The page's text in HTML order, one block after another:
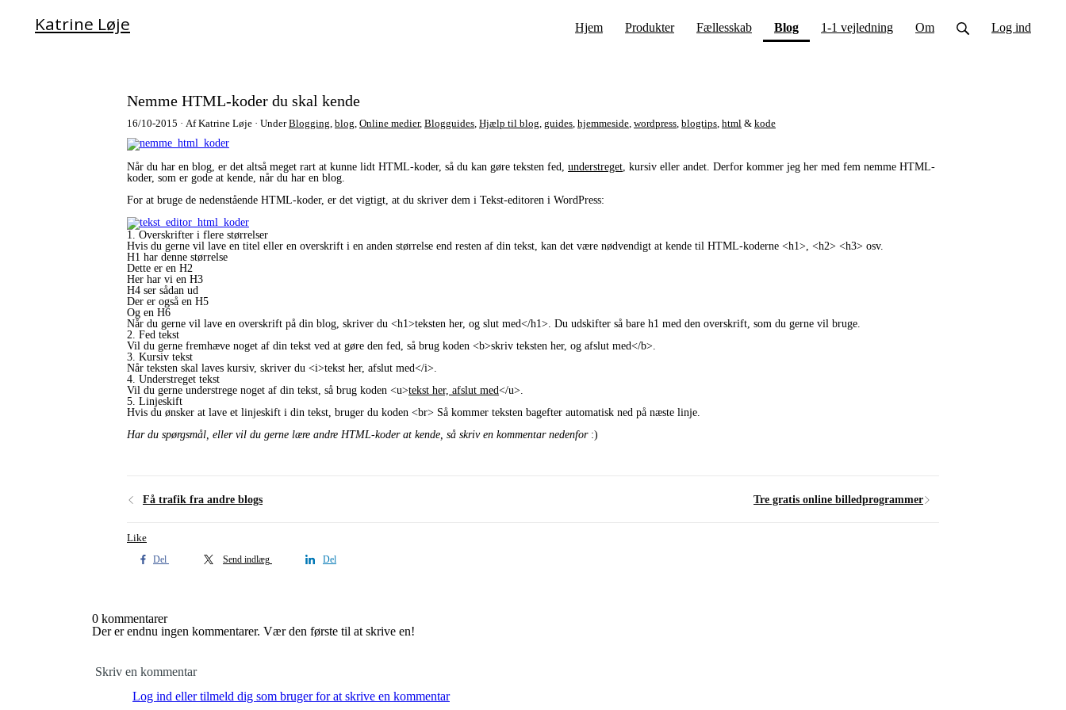
Katrine Løje Hjem Produkter Fællesskab Blog(current)1-1 vejledning Om Log ind
Nemme HTML-koder du skal kende
16/10-2015 Af Katrine Løje UnderBlogging, blog, Online medier, Blogguides, Hjælp til blog, guides, hjemmeside, wordpress, blogtips, html & kode
Når du har en blog, er det altså meget rart at kunne lidt HTML-koder, så du kan gøre teksten fed, understreget, kursiv eller andet. Derfor kommer jeg her med fem nemme HTML-
koder, som er gode at kende, når du har en blog.
For at bruge de nedenstående HTML-koder, er det vigtigt, at du skriver dem i Tekst-editoren i WordPress:
1. Overskrifter i flere størrelser
Hvis du gerne vil lave en titel eller en overskrift i en anden størrelse end resten af din tekst, kan det være nødvendigt at kende til HTML-koderne <h1>, <h2> <h3> osv.
H1 har denne størrelse
Dette er en H2
Her har vi en H3
H4 ser sådan ud
Der er også en H5
Og en H6
Når du gerne vil lave en overskrift på din blog, skriver du <h1>teksten her, og slut med</h1>. Du udskifter så bare h1 med den overskrift, som du gerne vil bruge.
2. Fed tekst
Vil du gerne fremhæve noget af din tekst ved at gøre den fed, så brug koden <b>skriv teksten her, og afslut med</b>.
3. Kursiv tekst
Når teksten skal laves kursiv, skriver du <i>tekst her, afslut med</i>.
4. Understreget tekst
Vil du gerne understrege noget af din tekst, så brug koden <u>tekst her, afslut med</u>.
5. Linjeskift
Hvis du ønsker at lave et linjeskift i din tekst, bruger du koden <br> Så kommer teksten bagefter automatisk ned på næste linje.
Har du spørgsmål, eller vil du gerne lære andre HTML-koder at kende, så skriv en kommentar nedenfor:)
Få trafik fra andre blogs Tre gratis online billedprogrammer
Like
Del Send indlæg Del
0 kommentarer
Der er endnu ingen kommentarer. Vær den første til at skrive en!
Skriv en kommentar
Log ind eller tilmeld dig som bruger for at skrive en kommentar